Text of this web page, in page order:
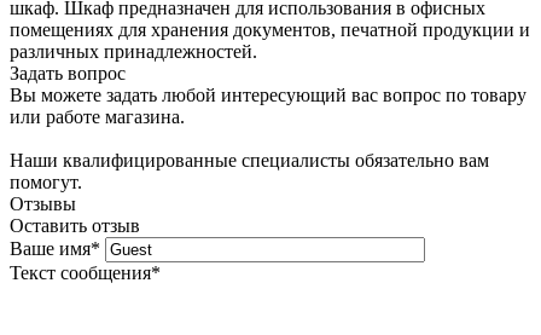
шкаф. Шкаф предназначен для использования в офисных
помещениях для хранения документов, печатной продукции и
различных принадлежностей.
Задать вопрос
Вы можете задать любой интересующий вас вопрос по товару
или работе магазина.
Наши квалифицированные специалисты обязательно вам
помогут.
Отзывы
Оставить отзыв
Ваше имя*
Текст сообщения*